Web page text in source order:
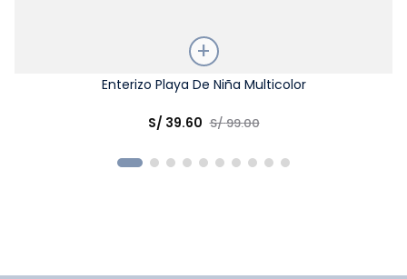
Enterizo Playa De Niña Multicolor
S/ 39.60 S/99.00